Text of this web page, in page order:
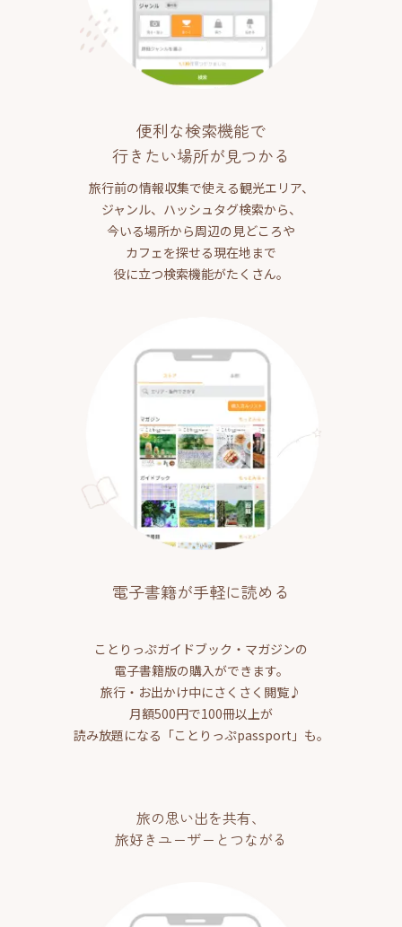
便利な検索機能で
行きたい場所が見つかる
旅行前の情報収集で使える観光エリア、
ジャンル、ハッシュタグ検索から、
今いる場所から周辺の見どころや
カフェを探せる現在地まで
役に立つ検索機能がたくさん。
電子書籍が手軽に読める
ことりっぷガイドブック・マガジンの
電子書籍版の購入ができます。
旅行・お出かけ中にさくさく閲覧♪
月額500円で100冊以上が
読み放題になる「ことりっぷpassport」も。
旅の思い出を共有、
旅好きユーザーとつながる